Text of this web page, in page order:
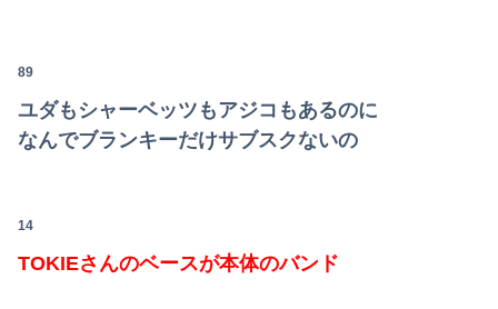
89
ユダもシャーベッツもアジコもあるのに
なんでブランキーだけサブスクないの
14
TOKIEさんのベースが本体のバンド